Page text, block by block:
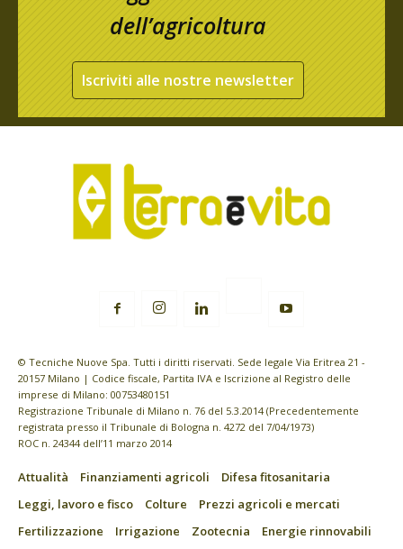
dell’agricoltura
Iscriviti alle nostre newsletter
© Tecniche Nuove Spa. Tutti i diritti riservati. Sede legale Via Eritrea 21 -
20157 Milano | Codice fiscale, Partita IVA e Iscrizione al Registro delle
imprese di Milano: 00753480151
Registrazione Tribunale di Milano n. 76 del 5.3.2014 (Precedentemente
registrata presso il Tribunale di Bologna n. 4272 del 7/04/1973)
ROC n. 24344 dell’11 marzo 2014
Attualità Finanziamenti agricoli
Difesa fitosanitaria
Leggi, lavoro e fisco
Colture
Prezzi agricoli e mercati
Fertilizzazione
Irrigazione Zootecnia
Energie rinnovabili